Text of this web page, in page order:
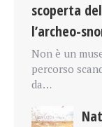
scoperta
l’archeo-
Non è un
percorso
da…